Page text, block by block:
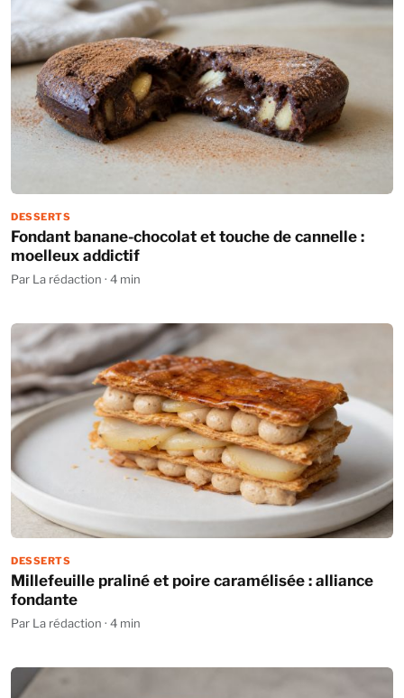
DESSERTS
Fondant banane-chocolat et touche de cannelle :
moelleux addictif
Par La rédaction · 4 min
DESSERTS
Millefeuille praliné et poire caramélisée : alliance
fondante
Par La rédaction · 4 min